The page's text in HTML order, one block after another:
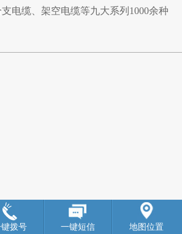
电缆、架空电缆等九大系列1000余种
拨号 一键短信 地图位置